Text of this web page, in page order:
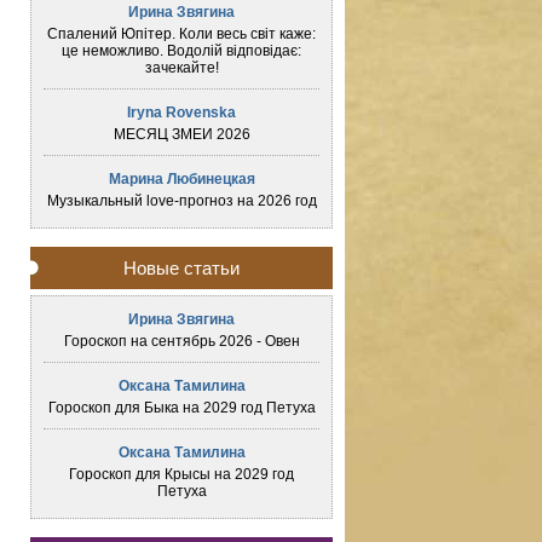
Ирина Звягина
Спалений Юпітер. Коли весь світ каже:
це неможливо. Водолій відповідає:
зачекайте!
Iryna Rovenska
МЕСЯЦ ЗМЕИ 2026
Марина Любинецкая
Музыкальный love-прогноз на 2026 год
Новые статьи
Ирина Звягина
Гороскоп на сентябрь 2026 - Овен
Оксана Тамилина
Гороскоп для Быка на 2029 год Петуха
Оксана Тамилина
Гороскоп для Крысы на 2029 год
Петуха